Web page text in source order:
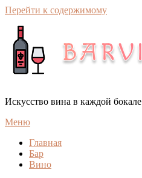
Перейти к содержимому
Искусство вина в каждой бокале
Меню
Главная
Бар
Вино